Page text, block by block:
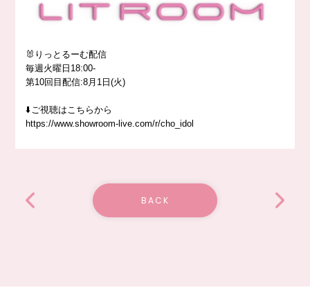
🐰りっとるーむ配信
毎週火曜日18:00-
第10回目配信:8月1日(火)
⬇️ご視聴はこちらから
https://www.showroom-live.com/r/cho_idol
BACK